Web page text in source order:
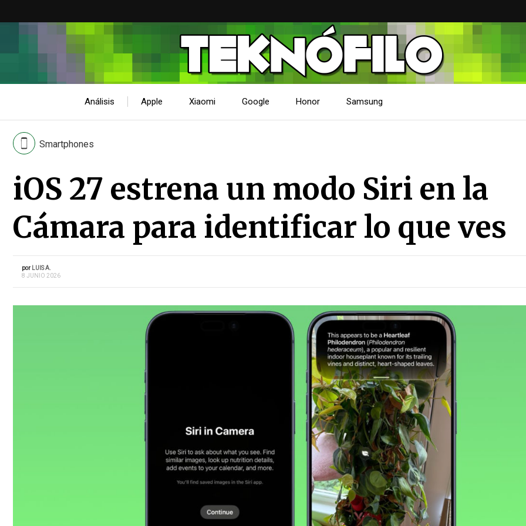
Análisis Apple Xiaomi Google Honor Samsung
Smartphones
iOS 27 estrena un modo Siri en la
Cámara para identificar lo que ves
por LUIS A.
8 JUNIO 2026